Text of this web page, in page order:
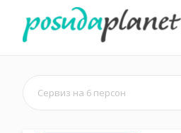
Сервиз на 6 персон